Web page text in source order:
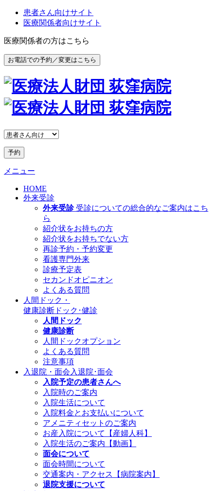
患者さん向けサイト
医療関係者向けサイト
医療関係者の方はこちら
お電話での予約／変更はこちら
予約
メニュー
HOME
外来受診
外来受診 受診についての総合的なご案内はこち
ら
紹介状をお持ちの方
紹介状をお持ちでない方
再診予約・予約変更
看護専門外来
診療予定表
セカンドオピニオン
よくある質問
人間ドック・
健康診断 ドック･健診
人間ドック
健康診断
人間ドックオプション
よくある質問
注意事項
入退院・面会 入退院･面会
入院予定の患者さんへ
入院時のご案内
入院生活について
入院料金とお支払いについて
アメニティセットのご案内
お産入院について【産婦人科】
入院生活のご案内【動画】
面会について
面会時間について
交通案内・アクセス【病院案内】
退院支援について